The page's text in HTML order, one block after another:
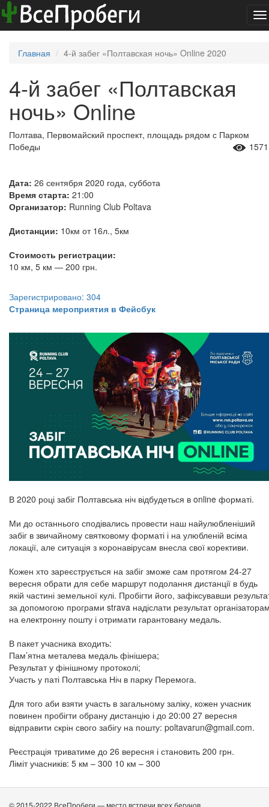
Главная 4-й забег «Полтавская ночь» Online 2020
4-й забег «Полтавская
ночь» Online
Полтава, Первомайский проспект, площадь рядом с Парком
Победы
Дата: 26 сентября 2020 года, суббота
Время старта: 21:00
Организатор: Running Club Poltava
Дистанции: 10км от 16л., 5км
Стоимость регистрации:
10 км, 5 км — 200 грн.
Зарегистрировано: 304
Страница мероприятия в Фейсбук
В 2020 році забіг Полтавська ніч відбудеться в online форматі.
Ми до останнього сподівались провести наш найулюбленіший
забіг в звичайному святковому форматі і на улюбленій всіма
локації, але ситуація з коронавірусам внесла свої корективи.
Кожен хто зареєструється на забіг зможе сам протягом 24-27
вересня обрати для себе маршрут подолання дистанції в будь
якій частині земельної кулі. Пробігти його, зафіксувавши
за допомогою програми strava надіслати результат
на електронну пошту і отримати гарантовану медаль.
В пакет учасника входить:
Пам’ятна металева медаль фінішера;
Результат у фінішному протоколі;
Участь у паті Полтавська Ніч в парку Перемога.
Для того аби взяти участь в загальному заліку, кожен учасник
повинен пробігти обрану дистанцію і до 20:00 27 вересня
відправити скрін свого забігу на пошту: poltavarun@gmail.com.
Реєстрація триватиме до 26 вересня і становить 200 грн.
Ліміт учасників: 5 км – 300 10 км – 300